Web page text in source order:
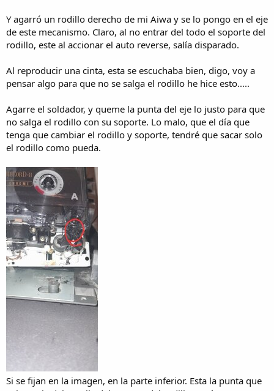
Y agarró un rodillo derecho de mi Aiwa y se lo pongo en el eje
de este mecanismo. Claro, al no entrar del todo el soporte del
rodillo, este al accionar el auto reverse, salía disparado.
Al reproducir una cinta, esta se escuchaba bien, digo, voy a
pensar algo para que no se salga el rodillo he hice esto.....
Agarre el soldador, y queme la punta del eje lo justo para que
no salga el rodillo con su soporte. Lo malo, que el día que
tenga que cambiar el rodillo y soporte, tendré que sacar solo
el rodillo como pueda.
Si se fijan en la imagen, en la parte inferior. Esta la punta que